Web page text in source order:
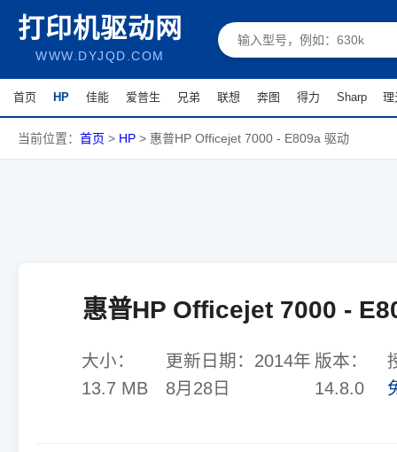
打印机驱动网
WWW.DYJQD.COM
首页 HP 佳能 爱普生 兄弟 联想 奔图 得力 Sharp 理
当前位置： 首页 > HP > 惠普HP Officejet 7000 - E809a 驱动
惠普HP Officejet 7000 -
大小：
13.7 MB
更新日期： 2014年
8月28日
版本：
14.8.0